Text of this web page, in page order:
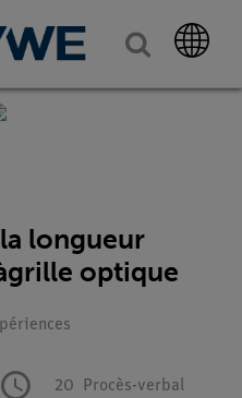
longueur
optique
20 Procès-verbal